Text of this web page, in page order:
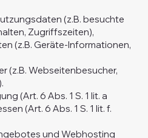
(z.B. besuchte
Zugriffszeiten),
(z.B. Geräte-Informationen,
(z.B. Webseitenbesucher,
(Art. 6 Abs. 1 S. 1 lit. a
(Art. 6 Abs. 1 S. 1 lit. f.
und Webhosting